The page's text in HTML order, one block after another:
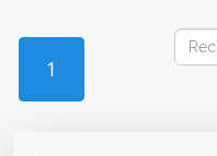
1